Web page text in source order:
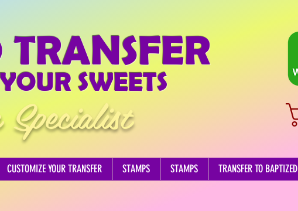
SWEETS
CUSTOMIZE YOUR TRANSFER STAMPS STAMPS TRANSFER TO BAPTIZED